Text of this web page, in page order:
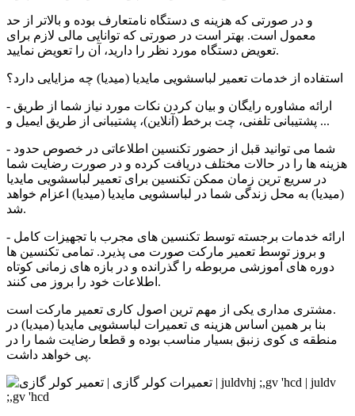
و در صورتی که هزینه ی دستگاه نامتعارف بوده و بالاتر از حد
معمول است. بهتر است در صورتی که توانایی مالی لازم برای
تعویض دستگاه مورد نظر را دارید، ‌آن را تعویض نمایید.
استفاده از خدمات تعمیر لباسشویی مایدیا (میدیا) چه مزایایی دارد؟
- ارائه مشاوره رایگان و بیان کردن نکات مورد نیاز شما از طریق
پشتیبانی تلفنی، چت برخط (آنلاین)، پشتیبانی از طریق ایمیل و ...
- شما می توانید قبل از حضور تکنسین اطلاعاتی در خصوص حدود
هزینه ها را در حالات مختلف دریافت کرده و در صورت رضایت شما
در سریع ترین زمان ممکن تکنسین برای تعمیر لباسشویی مایدیا
(میدیا) به محل زندگی شما در لباسشویی مایدیا (میدیا) اعزام خواهد
شد.
- ارائه خدمات برجسته توسط تکنسین های مجرب با تجهیزات کامل
و بروز توسط تعمیر مارکت صورت می پذیرد. تمامی تکنسین ها
دوره های آموزشی مربوطه را گذرانده و در بازه های زمانی کوتاه
اطلاعات خود را بروز می کنند.
مشتری مداری یکی از مهم ترین اصول کاری تعمیر مارکت است.
بنا بر همین اساس هزینه ی تعمیرات لباسشویی مایدیا (میدیا) در
منطقه ی کوی زنبق بسیار مناسب بوده و قطعا رضایت شما را در
پی خواهد داشت.